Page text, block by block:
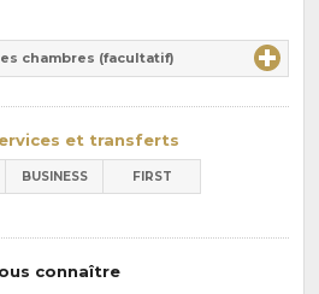
chambres (facultatif)
et transferts
BUSINESS FIRST
connaître